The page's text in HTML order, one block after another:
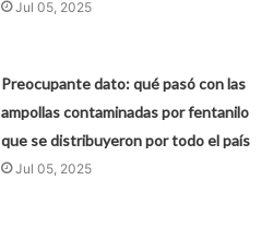
Jul 05, 2025
Preocupante dato: qué pasó con las
ampollas contaminadas por fentanilo
que se distribuyeron por todo el país
Jul 05, 2025